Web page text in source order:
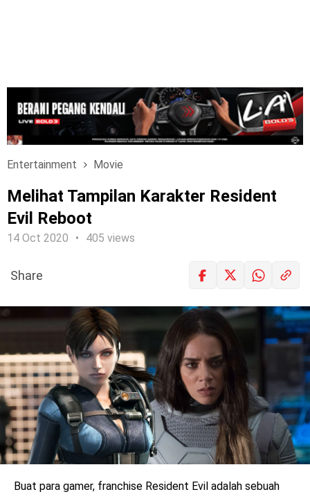
Entertainment Movie
Melihat Tampilan Karakter Resident
Evil Reboot
14 Oct 2020 405 views
Share
Buat para gamer, franchise Resident Evil adalah sebuah